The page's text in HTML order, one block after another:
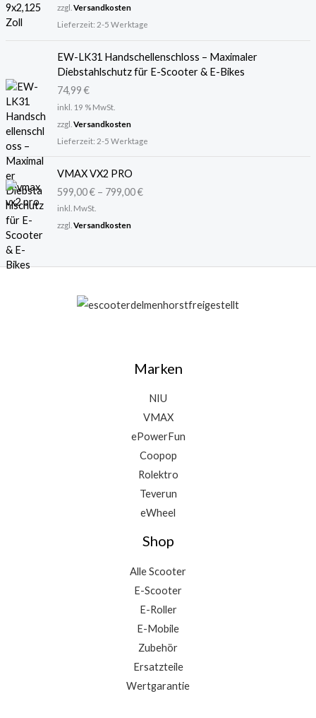
h
e
P
r
w
a
:
3
i
s
zzgl. Versandkosten
Lieferzeit: 2-5 Werktage
EW-LK31 Handschellenschloss – Maximaler
Diebstahlschutz für E-Scooter & E-Bikes
74,99€
inkl. 19 % MwSt.
zzgl. Versandkosten
Lieferzeit: 2-5 Werktage
VMAX VX2 PRO
599,00€– 799,00€
inkl. MwSt.
zzgl. Versandkosten
Marken
NIU
VMAX
ePowerFun
Coopop
Rolektro
Teverun
eWheel
Shop
Alle Scooter
E-Scooter
E-Roller
E-Mobile
Zubehör
Ersatzteile
Wertgarantie